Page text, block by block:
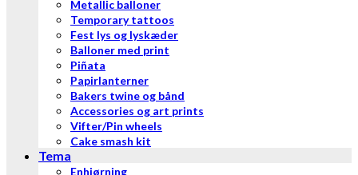
Metallic balloner
Temporary tattoos
Fest lys og lyskæder
Balloner med print
Piñata
Papirlanterner
Bakers twine og bånd
Accessories og art prints
Vifter/Pin wheels
Cake smash kit
Tema
Enhjørning